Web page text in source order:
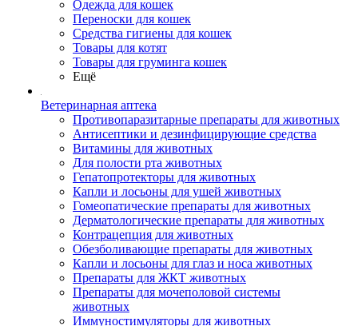
Одежда для кошек
Переноски для кошек
Средства гигиены для кошек
Товары для котят
Товары для груминга кошек
Ещё
Ветеринарная аптека
Противопаразитарные препараты для животных
Антисептики и дезинфицирующие средства
Витамины для животных
Для полости рта животных
Гепатопротекторы для животных
Капли и лосьоны для ушей животных
Гомеопатические препараты для животных
Дерматологические препараты для животных
Контрацепция для животных
Обезболивающие препараты для животных
Капли и лосьоны для глаз и носа животных
Препараты для ЖКТ животных
Препараты для мочеполовой системы
животных
Иммуностимуляторы для животных